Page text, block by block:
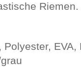
Riemen.